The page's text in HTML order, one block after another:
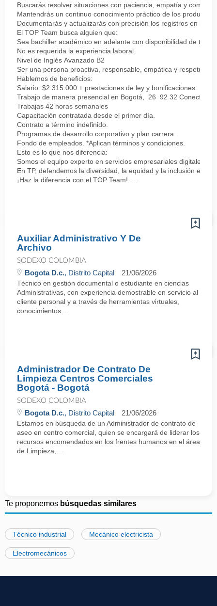
Buscarás resolver situaciones con paciencia, empatía y
Mantendrás un continuo conocimiento práctico de los
Documentarás y actualizarás con precisión los registros en los
El TOP Team busca alguien que:
Sea bachiller académico en adelante con disponibilidad de
No es requerida la experiencia laboral.
Nivel de Inglés Avanzado B2
Ser una persona proactiva, responsable, empática y respetuosa.
Hablemos de beneficios:
Salario: $2.315.000 + prestaciones de ley y bonificaciones.
Trabajo de manera presencial en Bogotá, 26 92 32 Conecta
Trabajas 42 horas semanales
Capacitación contratada desde el primer día.
Contrato a término indefinido.
Programas de desarrollo corporativo y plan carrera.
Fondo de empleados. *Aplican términos y condiciones.
Esto es lo que nos diferencia:
Somos el equipo experto en servicios empresariales digitales,
En TP, defendemos la diversidad, la equidad y la inclusión en
¡Haz la diferencia con el TOP Team!. ...
Auxiliar Administrativo Y De
Archivo
SODEXO COLOMBIA
Bogota D.c., Distrito Capital 21/06/2026
Técnico en gestión documental o estudiante en ciencias
Administrativas, con experiencia demostrable en servicio al
cliente personal y a través de herramientas virtuales,
conocimientos ...
Administrador De Contrato De
Limpieza Centros Comerciales
Bogotá - Bogotá
SODEXO COLOMBIA
Bogota D.c., Distrito Capital 21/06/2026
Estamos en búsqueda de un Administrador de contrato de
aseo en centro comercial, quien se encargará de liderar los
recursos encomendados en los frentes humanos en el área
de Limpieza, ...
Te proponemos búsquedas similares
Técnico industrial Mecánico electricista
Electromecánicos